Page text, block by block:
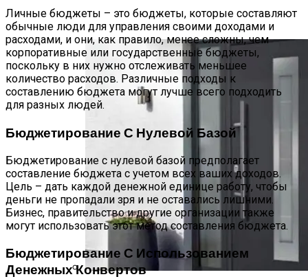
Выбор И Ремонт Замка Входной Двери
В Москве И МО
Личные бюджеты – это бюджеты, которые составляют
обычные люди для управления своими доходами и
расходами, и они, как правило, менее сложны, чем
корпоративные или государственные бюджеты,
поскольку в них нужно отслеживать меньшее
количество расходов. Различные подходы к
составлению бюджета могут лучше всего подходить
для разных людей.
Бюджетирование С Нулевой Базой
Бюджетирование с нулевой базой предполагает
составление бюджета с учетом всех ваших доходов.
Цель – дать каждой денежной единице работу, чтобы
деньги не пропадали зря и не оставались лишними.
Бизнес, правительство и другие организации также
могут использовать этот метод составления бюджета.
Бюджетирование С Использованием
Денежных Конвертов